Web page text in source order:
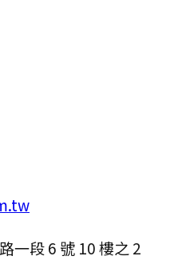
一段 6 號 10 樓之 2